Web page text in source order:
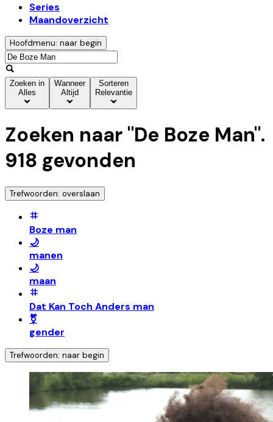
Series
Maandoverzicht
Hoofdmenu: naar begin
Zoeken in
Alles
Wanneer
Altijd
Sorteren
Relevantie
Zoeken naar "De Boze Man".
918 gevonden
Trefwoorden: overslaan
Boze man
🌙
manen
🌙
maan
Dat Kan Toch Anders man
⚧️
gender
Trefwoorden: naar begin